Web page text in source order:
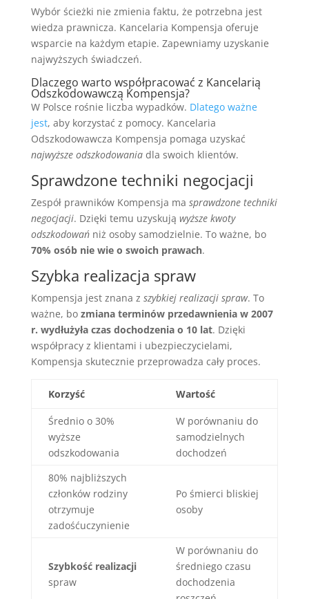
Wybór ścieżki nie zmienia faktu, że potrzebna jest
wiedza prawnicza. Kancelaria Kompensja oferuje
wsparcie na każdym etapie. Zapewniamy uzyskanie
najwyższych świadczeń.
Dlaczego warto współpracować z Kancelarią
Odszkodowawczą Kompensja?
W Polsce rośnie liczba wypadków. Dlatego ważne
jest, aby korzystać z pomocy. Kancelaria
Odszkodowawcza Kompensja pomaga uzyskać
najwyższe odszkodowaniadla swoich klientów.
Sprawdzone techniki negocjacji
Zespół prawników Kompensja ma sprawdzone techniki
negocjacji. Dzięki temu uzyskują wyższe kwoty
odszkodowańniż osoby samodzielnie. To ważne, bo
70% osób nie wie o swoich prawach.
Szybka realizacja spraw
Kompensja jest znana z szybkiej realizacji spraw. To
ważne, bo zmiana terminów przedawnienia w 2007
r. wydłużyła czas dochodzenia o 10 lat. Dzięki
współpracy z klientami i ubezpieczycielami,
Kompensja skutecznie przeprowadza cały proces.
Korzyść Wartość
Średnio o 30%
wyższe
odszkodowania
W porównaniu do
samodzielnych
dochodzeń
80% najbliższych
członków rodziny
otrzymuje
zadośćuczynienie
Po śmierci bliskiej
osoby
Szybkość realizacji
spraw
W porównaniu do
średniego czasu
dochodzenia